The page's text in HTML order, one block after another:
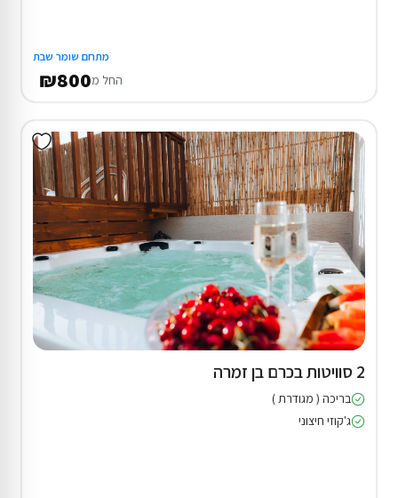
מתחם שומר שבת
החל מ₪800
2 סוויטות בכרם בן זמרה
בריכה ( מגודרת )
ג'קוזי חיצוני